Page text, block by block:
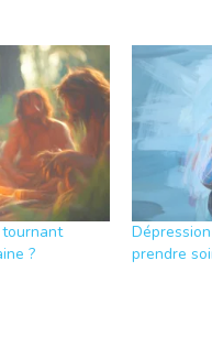
tournant
?
prendre